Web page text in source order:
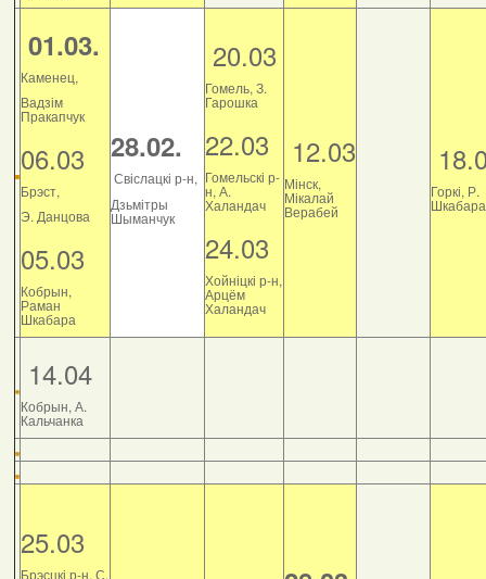
01.03.
Каменец,
Вадзім
Пракапчук
06.03
Брэст,
Э. Данцова
05.03
Кобрын,
Раман
Шкабара
28.02.
Свіслацкі р-н,
Дзьмітры
Шыманчук
20.03
Гомель, З.
Гарошка
22.03
Гомельскі р-
н, А.
Халандач
24.03
Хойніцкі р-н,
Арцём
Халандач
12.03
Мінск,
Мікалай
Верабей
Горкі, Р.
Шкабара
14.04
Кобрын, А.
Кальчанка
25.03
Брэсцкі р-н, С.